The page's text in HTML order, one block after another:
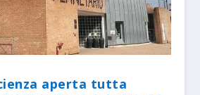
aperta tutta